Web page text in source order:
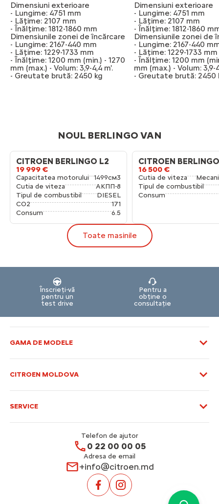
Dimensiuni exterioare
- Lungime: 4751 mm
- Lățime: 2107 mm
- Înălțime: 1812-1860 mm
Dimensiunile zonei de încărcare
- Lungime: 2167-440 mm
- Lățime: 1229-1733 mm
- Înălțime: 1200 mm (min.) - 1270
mm (max.) - Volum: 3,9-4,4 m'.
- Greutate brută: 2450 kg
Dimensiuni exterioare
- Lungime: 4751 mm
- Lățime: 2107 mm
- Înălțime: 1812-1860
Dimensiunile zonei de
- Lungime: 2167-440
- Lățime: 1229-1733 mm
- Înălțime: 1200 mm
mm (max.) - Volum: 3,9-
- Greutate brută: 2450
NOUL BERLINGO VAN
CITROEN BERLINGO L2
19 999 €
Capacitatea motorului
1499см3
Cutia de viteza
AКПП-8
Tipul de combustibil
DIESEL
CO2
171
Consum
6.5
CITROEN
16 500 €
Cutia de viteza
Tipul de combustibil
Consum
Toate masinile
Înscrieți-vă
pentru un
test drive
Pentru a
obține o
consultație
Telefon de ajutor
0 22 00 00 05
Adresa de email
+info@citroen.md
GAMA DE MODELE
CITROEN MOLDOVA
SERVICE